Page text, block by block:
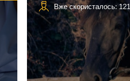
Вже скористалось: